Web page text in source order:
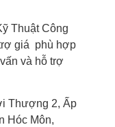
Thuật Công
giá phù hợp
và hỗ trợ
Thượng 2, Ấp
Hóc Môn,